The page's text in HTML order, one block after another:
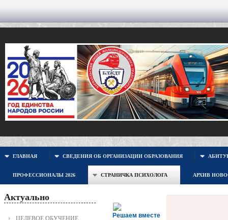
ГЛАВНАЯ СВЕДЕНИЯ ОБ ОРГАНИЗАЦИИ ОБРАЗОВАНИЯ
ПРОФЕССИОНАЛЫ 2026 СТРАНИЧКА ПСИХОЛОГА АРХИВ
Актуально
ЦЕЛЕВОЕ ОБУЧЕНИЕ Решаем вместе